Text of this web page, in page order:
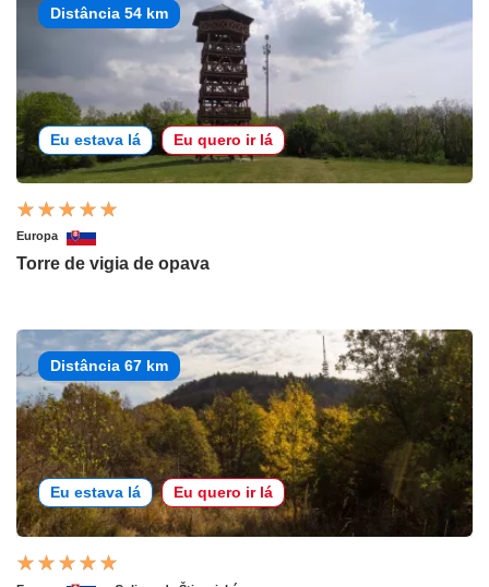
Distância 54 km
Eu estava lá Eu quero ir lá
Europa
Torre de vigia de opava
Distância 67 km
Eu estava lá Eu quero ir lá